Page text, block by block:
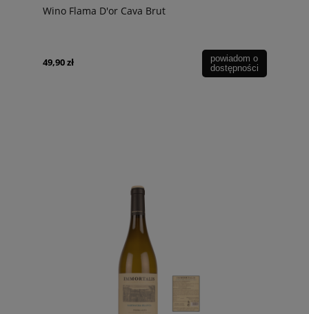
Wino Flama D'or Cava Brut
49,90 zł
powiadom o
dostępności